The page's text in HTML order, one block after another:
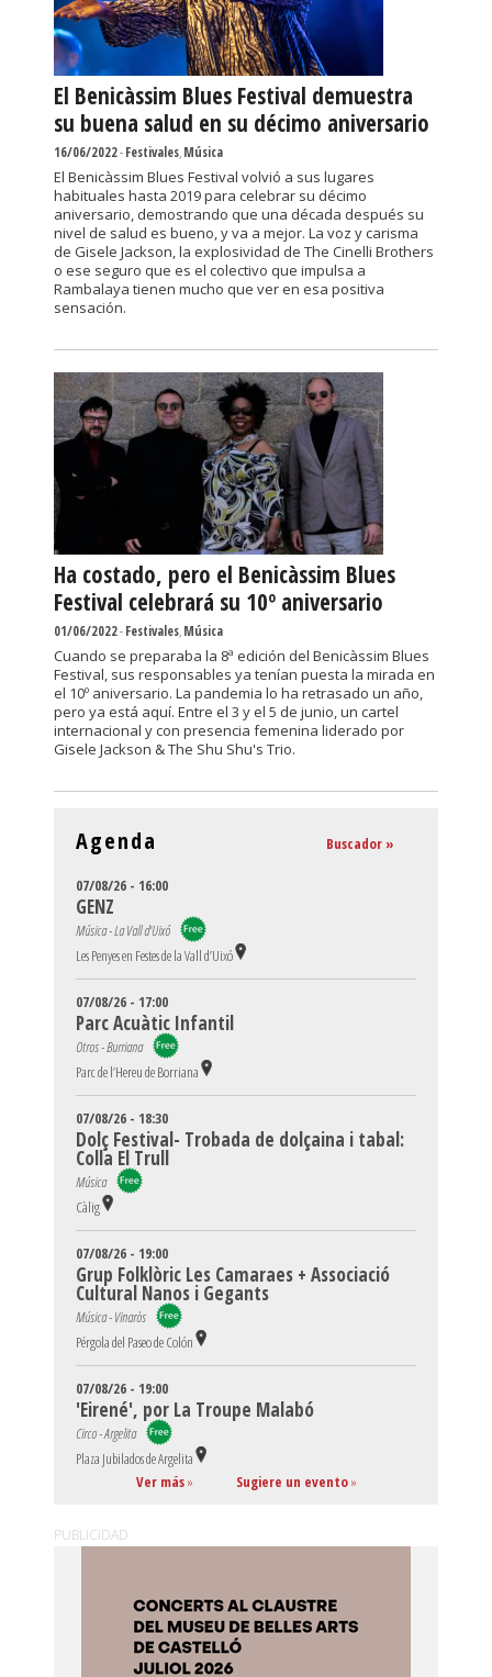
El Benicàssim Blues Festival demuestra
su buena salud en su décimo aniversario
16/06/2022-Festivales,Música
El Benicàssim Blues Festival volvió a sus lugares
habituales hasta 2019 para celebrar su décimo
aniversario, demostrando que una década después su
nivel de salud es bueno, y va a mejor. La voz y carisma
de Gisele Jackson, la explosividad de The Cinelli Brothers
o ese seguro que es el colectivo que impulsa a
Rambalaya tienen mucho que ver en esa positiva
sensación.
Ha costado, pero el Benicàssim Blues
Festival celebrará su 10º aniversario
01/06/2022-Festivales,Música
Cuando se preparaba la 8ª edición del Benicàssim Blues
Festival, sus responsables ya tenían puesta la mirada en
el 10º aniversario. La pandemia lo ha retrasado un año,
pero ya está aquí. Entre el 3 y el 5 de junio, un cartel
internacional y con presencia femenina liderado por
Gisele Jackson & The Shu Shu's Trio.
Agenda Buscador »
07/08/26 - 16:00
GENZ
Música - La Vall d'Uixó
Les Penyes en Festes de la Vall d’Uixó
07/08/26 - 17:00
Parc Acuàtic Infantil
Otros - Burriana
Parc de l’Hereu de Borriana
07/08/26 - 18:30
Dolç Festival- Trobada de dolçaina i tabal:
Colla El Trull
Música
Càlig
07/08/26 - 19:00
Grup Folklòric Les Camaraes + Associació
Cultural Nanos i Gegants
Música - Vinaròs
Pérgola del Paseo de Colón
07/08/26 - 19:00
'Eirené', por La Troupe Malabó
Circo - Argelita
Plaza Jubilados de Argelita
Ver más» Sugiere un evento»
PUBLICIDAD